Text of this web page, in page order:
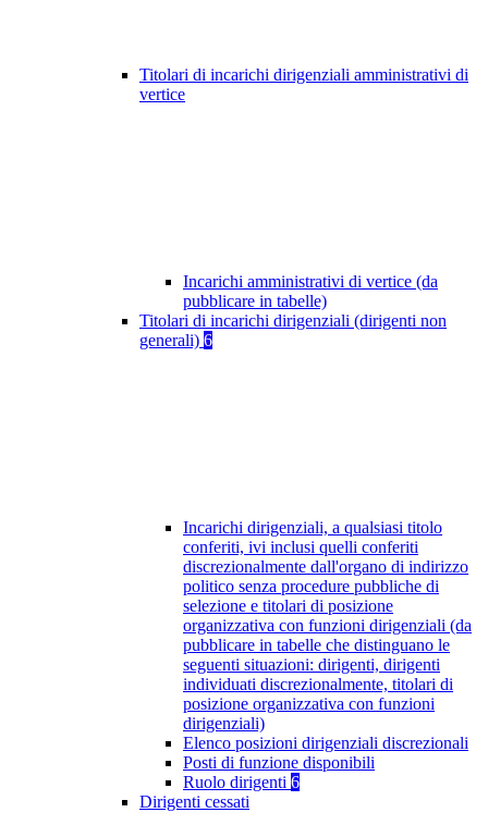
Titolari di incarichi dirigenziali amministrativi di
vertice
Incarichi amministrativi di vertice (da
pubblicare in tabelle)
Titolari di incarichi dirigenziali (dirigenti non
generali) 6
Incarichi dirigenziali, a qualsiasi titolo
conferiti, ivi inclusi quelli conferiti
discrezionalmente dall'organo di indirizzo
politico senza procedure pubbliche di
selezione e titolari di posizione
organizzativa con funzioni dirigenziali (da
pubblicare in tabelle che distinguano le
seguenti situazioni: dirigenti, dirigenti
individuati discrezionalmente, titolari di
posizione organizzativa con funzioni
dirigenziali)
Elenco posizioni dirigenziali discrezionali
Posti di funzione disponibili
Ruolo dirigenti 6
Dirigenti cessati